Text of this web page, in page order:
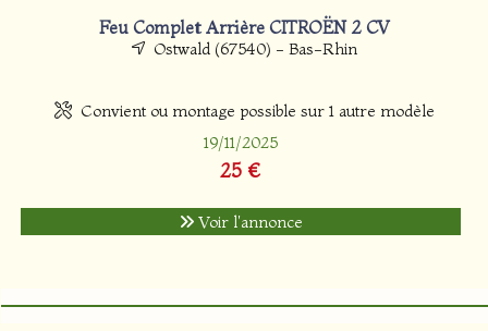
Feu Complet Arrière CITROËN 2 CV
Ostwald (67540) - Bas-Rhin
Convient ou montage possible sur 1 autre modèle
19/11/2025
25 €
Voir l'annonce